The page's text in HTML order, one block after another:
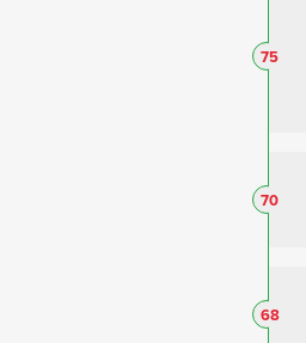
75
70
68